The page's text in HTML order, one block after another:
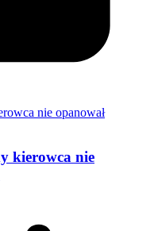
kierowca nie